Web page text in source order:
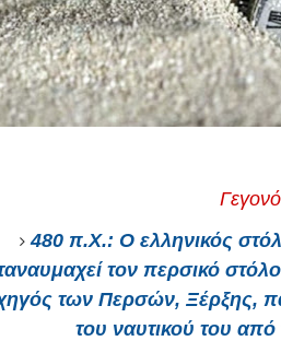
480 π.Χ.: Ο ελληνικός
τον περσικό
των Περσών, Ξέρξης,
του ναυτικού του